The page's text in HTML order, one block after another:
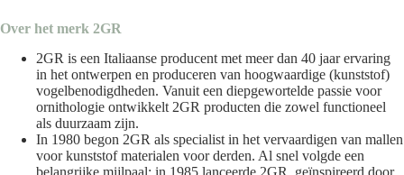
Over het merk 2GR
2GR is een Italiaanse producent met meer dan 40 jaar ervaring
in het ontwerpen en produceren van hoogwaardige (kunststof)
vogelbenodigdheden. Vanuit een diepgewortelde passie voor
ornithologie ontwikkelt 2GR producten die zowel functioneel
als duurzaam zijn.
In 1980 begon 2GR als specialist in het vervaardigen van mallen
voor kunststof materialen voor derden. Al snel volgde een